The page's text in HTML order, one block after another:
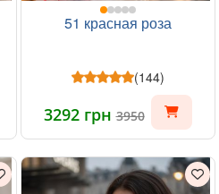
51 красная роза
(144)
3292 грн3950